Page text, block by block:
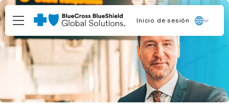
Inicio de sesión